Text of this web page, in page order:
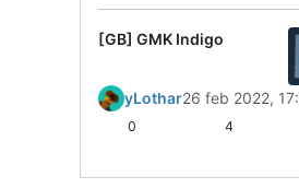
[GB] GMK Indigo
yLothar26 feb 2022,
0 4